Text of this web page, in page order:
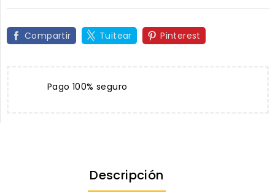
Compartir Tuitear Pinterest
Pago 100% seguro
Descripción